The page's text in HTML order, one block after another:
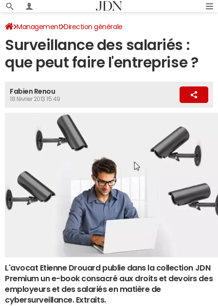
Management Direction générale
Surveillance des salariés :
que peut faire l'entreprise ?
Fabien Renou
18 février 2013 15:49
L'avocat Etienne Drouard publie dans la collection JDN
Premium un e-book consacré aux droits et devoirs des
employeurs et des salariés en matière de
cybersurveillance. Extraits.